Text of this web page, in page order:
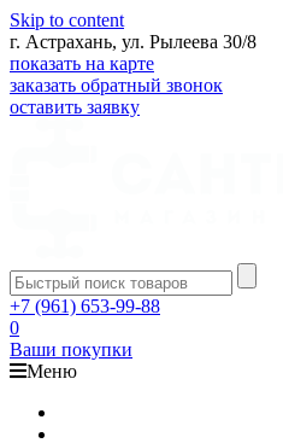
Skip to content
г. Астрахань, ул. Рылеева 30/8
показать на карте
заказать обратный звонок
оставить заявку
+7 (961) 653-99-88
0
Ваши покупки
Меню